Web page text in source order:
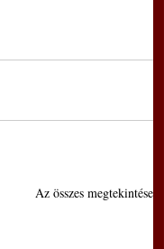
Az összes megtekintése